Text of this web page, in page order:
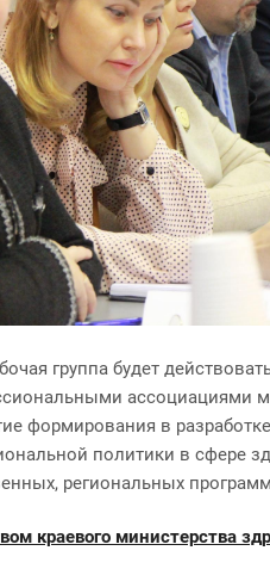
группа будет
ассоциациями
формирования в
политики в сфере
региональных
краевого министерства